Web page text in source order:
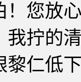
放心
我拧的
黎仁低